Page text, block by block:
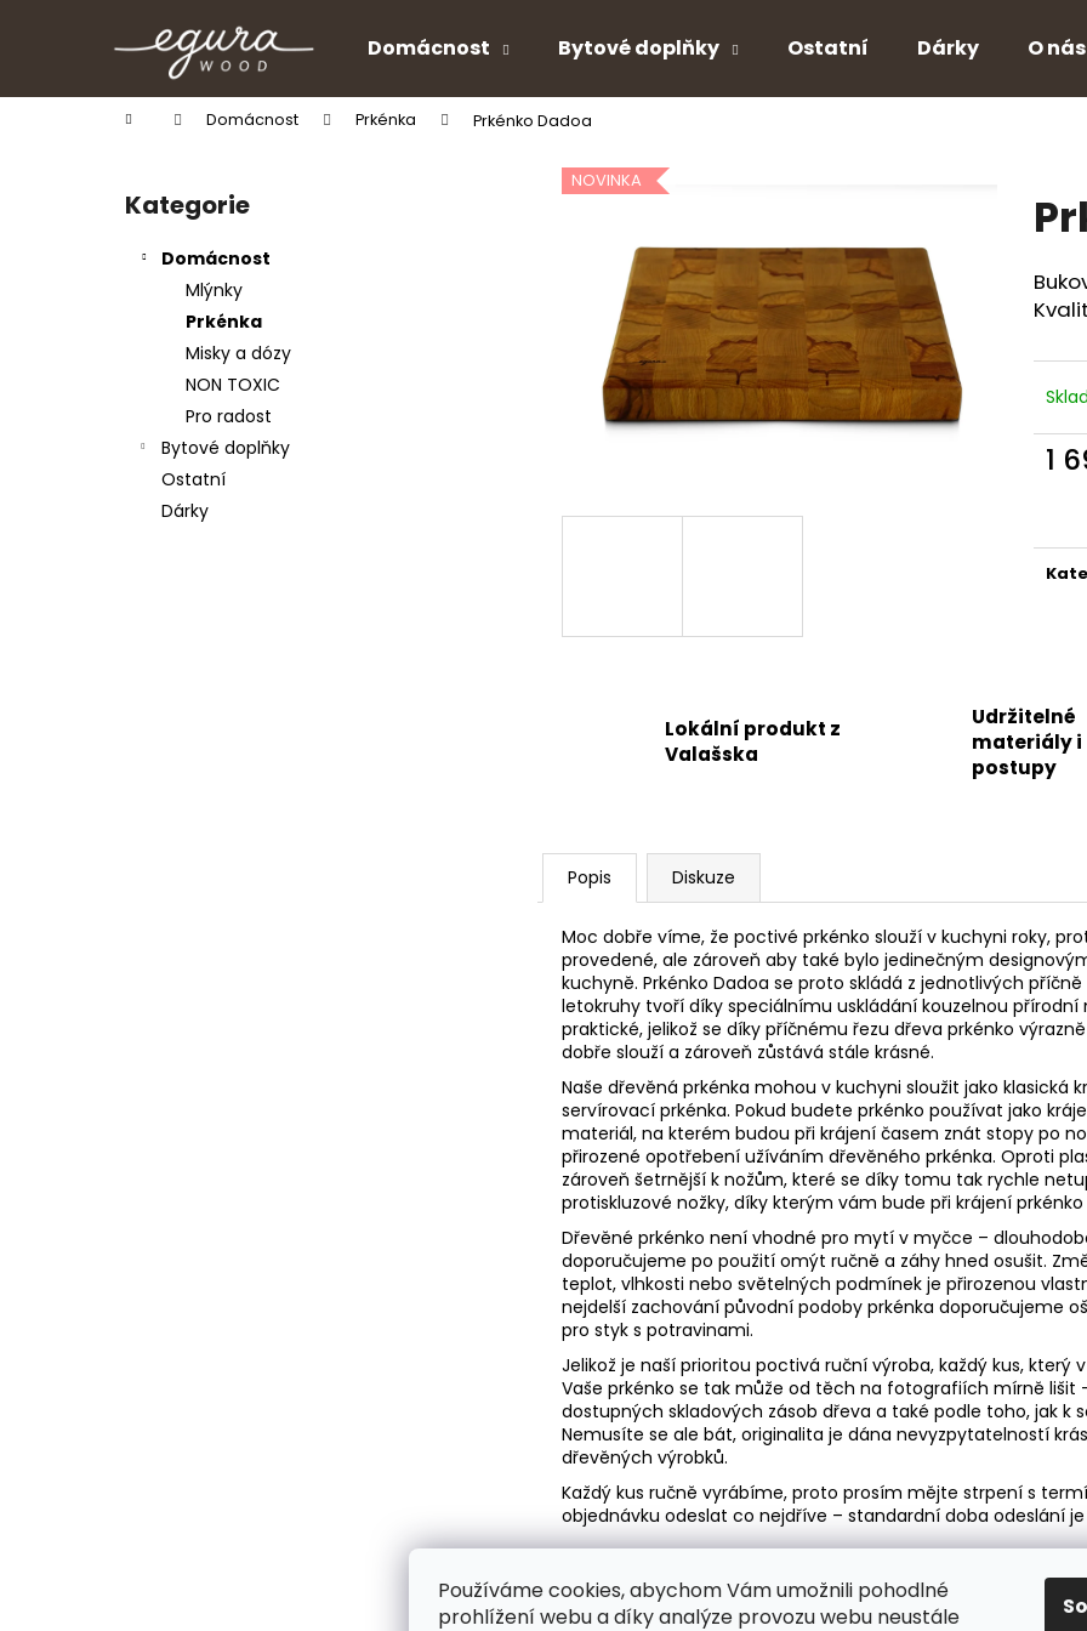
Používáme cookies, abychom Vám umožnili pohodlné
prohlížení webu a díky analýze provozu webu neustále
Domácnost Bytové doplňky Ostatní Dárky O nás
Domů Domácnost Prkénka Prkénko Dadoa
Přeskočit
kategorie
Kategorie
Domácnost
Mlýnky
Prkénka
Misky a dózy
NON TOXIC
Pro radost
Bytové doplňky
Ostatní
Dárky
1
NOVINKA
Lokální produkt z
Valašska
Udržitelné
materiály i
postupy
Popis Diskuze
Moc dobře víme, že poctivé prkénko slouží v kuchyni roky,
provedené, ale zároveň aby také bylo jedinečným
kuchyně. Prkénko Dadoa se proto skládá z jednotlivých
letokruhy tvoří díky speciálnímu uskládání kouzelnou
praktické, jelikož se díky příčnému řezu dřeva prkénko
dobře slouží a zároveň zůstává stále krásné.
Naše dřevěná prkénka mohou v kuchyni sloužit jako klasická
servírovací prkénka. Pokud budete prkénko používat jako
materiál, na kterém budou při krájení časem znát stopy po
přirozené opotřebení užíváním dřevěného prkénka. Oproti
zároveň šetrnější k nožům, které se díky tomu tak rychle
protiskluzové nožky, díky kterým vám bude při krájení
Dřevěné prkénko není vhodné pro mytí v myčce –
doporučujeme po použití omýt ručně a záhy hned osušit.
teplot, vlhkosti nebo světelných podmínek je přirozenou
nejdelší zachování původní podoby prkénka doporučujeme
pro styk s potravinami.
Jelikož je naší prioritou poctivá ruční výroba, každý kus, který
Vaše prkénko se tak může od těch na fotografiích mírně lišit
dostupných skladových zásob dřeva a také podle toho, jak k
Nemusíte se ale bát, originalita je dána nevyzpytatelností
dřevěných výrobků.
Každý kus ručně vyrábíme, proto prosím mějte strpení s
objednávku odeslat co nejdříve – standardní doba odeslání
Velikostpřibližně 32 x 27 x 4,5 cm
Materiál
bukový masiv
í
do
do
Co potřebujete najít?
Doporučujeme